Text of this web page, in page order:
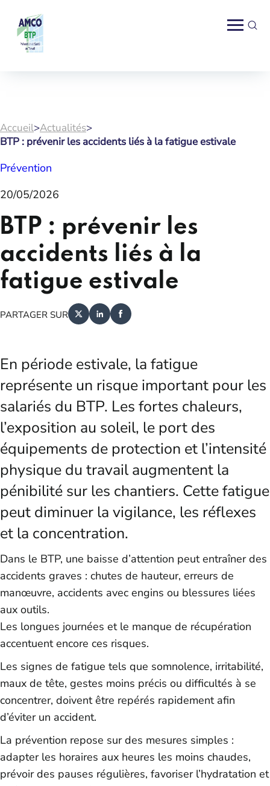
Accueil>Actualités>
BTP : prévenir les accidents liés à la fatigue estivale
Prévention
20/05/2026
BTP : prévenir les
accidents liés à la
fatigue estivale
PARTAGER SUR
En période estivale, la fatigue
représente un risque important pour les
salariés du BTP. Les fortes chaleurs,
l’exposition au soleil, le port des
équipements de protection et l’intensité
physique du travail augmentent la
pénibilité sur les chantiers. Cette fatigue
peut diminuer la vigilance, les réflexes
et la concentration.
Dans le BTP, une baisse d’attention peut entraîner des
accidents graves : chutes de hauteur, erreurs de
manœuvre, accidents avec engins ou blessures liées
aux outils.
Les longues journées et le manque de récupération
accentuent encore ces risques.
Les signes de fatigue tels que somnolence, irritabilité,
maux de tête, gestes moins précis ou difficultés à se
concentrer, doivent être repérés rapidement afin
d’éviter un accident.
La prévention repose sur des mesures simples :
adapter les horaires aux heures les moins chaudes,
prévoir des pauses régulières, favoriser l’hydratation et